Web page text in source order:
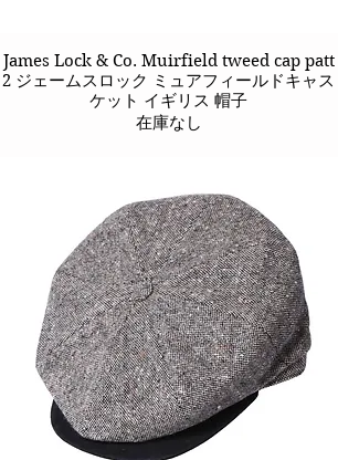
クイックビュー
James Lock & Co. Muirfield tweed cap patt
2 ジェームスロック ミュアフィールドキャス
ケット イギリス 帽子
在庫なし